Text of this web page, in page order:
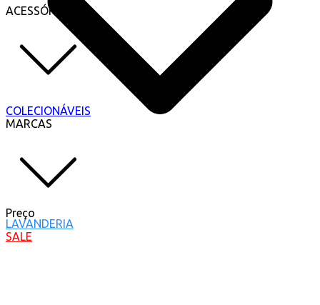
ACESSÓRIOS
COLECIONÁVEIS
MARCAS
LAVANDERIA
SALE
Preço